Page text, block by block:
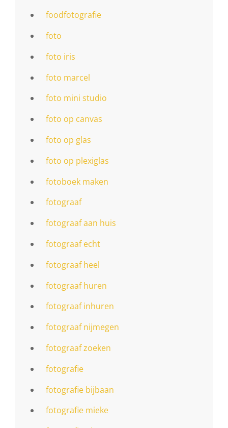
foodfotografie
foto
foto iris
foto marcel
foto mini studio
foto op canvas
foto op glas
foto op plexiglas
fotoboek maken
fotograaf
fotograaf aan huis
fotograaf echt
fotograaf heel
fotograaf huren
fotograaf inhuren
fotograaf nijmegen
fotograaf zoeken
fotografie
fotografie bijbaan
fotografie mieke